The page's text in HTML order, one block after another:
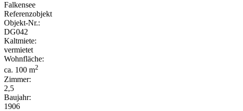
Falkensee
Referenzobjekt
Objekt-Nr.:
DG042
Kaltmiete:
vermietet
Wohnfläche:
ca. 100 m2
Zimmer:
2,5
Baujahr:
1906